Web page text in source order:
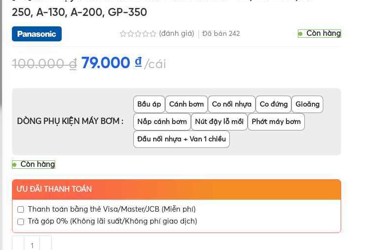
250, A-130, A-200, GP-350
(đánh giá) Đã bán 242 Còn hàng
100.000₫ 79.000 ₫ cái
DÒNG PHỤ KIỆN MÁY BƠM
Bầu áp Cánh bơm Co nối nhựa Co đứng Gioăng
Nắp cánh bơm Nút đậy lỗ mồi Phớt máy bơm
Đầu nối nhựa + Van 1 chiều
Còn hàng
ƯU ĐÃI THANH TOÁN
Thanh toán bằng thẻ Visa/Master/JCB (Miễn phí)
Trả góp 0% (Không lãi suất/Không phí giao dịch)